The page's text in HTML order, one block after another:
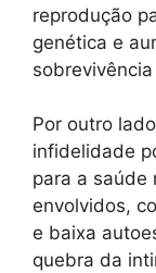
reprodução
genética e
Por outro
infidelidade
para a saúde
envolvidos,
e baixa
quebra da